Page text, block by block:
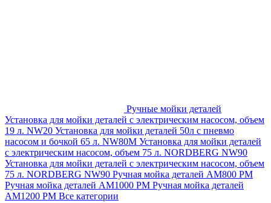
Ручные мойки деталей
Установка для мойки деталей с электрическим насосом, объем
19 л. NW20 Установка для мойки деталей 50л с пневмо
насосом и бочкой 65 л. NW80M Установка для мойки деталей
с электрическим насосом, объем 75 л. NORDBERG NW90
Установка для мойки деталей с электрическим насосом, объем
75 л. NORDBERG NW90 Ручная мойка деталей АМ800 РМ
Ручная мойка деталей АМ1000 РМ Ручная мойка деталей
АМ1200 РМ Все категории